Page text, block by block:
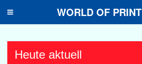
Toggle
WORLD OF PRINT
Heute aktuell